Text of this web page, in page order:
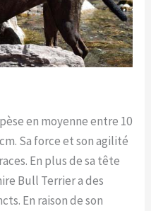
en moyenne entre 10
Sa force et son agilité
En plus de sa tête
Bull Terrier a des
En raison de son